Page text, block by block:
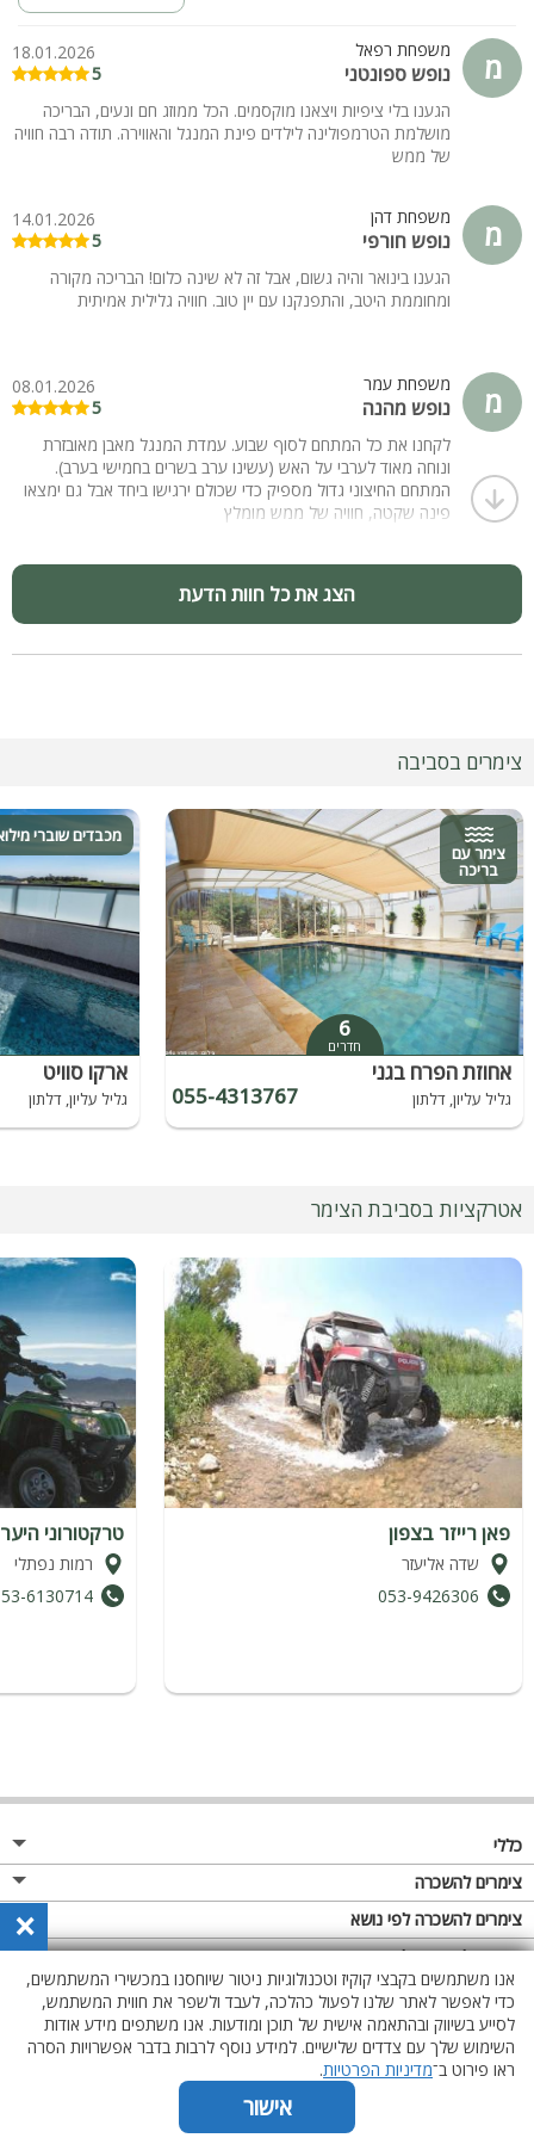
הבאת בע"ח למתחם בתיאום מראש בלבד
האירוח במקום מותאם לציבור הדתי
קיימת במקום גישת נכים
אטרקציות
ג'יפים וטרקטורונים ועוד מגוון אטרקציות נוספות.
מ משפחת רפאל
נופש ספונטני
18.01.2026
5
הגענו בלי ציפיות ויצאנו מוקסמים. הכל ממוזג חם ונעים, הבריכה
מושלמת הטרמפולינה לילדים פינת המנגל והאווירה. תודה רבה חוויה
של ממש
מ משפחת דהן
נופש חורפי
14.01.2026
5
הגענו בינואר והיה גשום, אבל זה לא שינה כלום! הבריכה מקורה
ומחוממת היטב, והתפנקנו עם יין טוב. חוויה גלילית אמיתית
מ משפחת עמר
נופש מהנה
08.01.2026
5
לקחנו את כל המתחם לסוף שבוע. עמדת המנגל מאבן מאובזרת
ונוחה מאוד לערבי על האש (עשינו ערב בשרים בחמישי בערב).
המתחם החיצוני גדול מספיק כדי שכולם ירגישו ביחד אבל גם ימצאו
פינה שקטה, חוויה של ממש מומלץ
הצג את כל חוות הדעת
צימרים בסביבה
צימר עם
בריכה
6
חדרים
אחוזת הפרח בגני
גליל עליון, דלתון 055-4313767
מכבדים שוברי
ארקו סוויט
גליל עליון, דלתון
אטרקציות בסביבת הצימר
פאן רייזר בצפון
שדה אליעזר
053-9426306
טרקטורוני היער
רמות נפתלי
6130714
כללי
מגזין
פרסום באתר
תקנון
מדיניות פרטיות
צימרים להשכרה
צימרים בצפון
צימרים במרכז
צימרים בדרום
צימרים באזור החרמון
צימרים להשכרה לפי נושא
צימרים לזוגות
צימרים למשפחות
צימרים לציבור הדתי
צימרים לימי הולדת
צימרים להשכרה לפי אבזור
צימרים עם בריכת שחייה
צימרים עם בריכה מחוממת מקורה
צימרים עם סאונה
×
אנו משתמשים בקבצי קוקיז וטכנולוגיות ניטור שיוחסנו במכשירי המשתמשים,
כדי לאפשר לאתר שלנו לפעול כהלכה, לעבד ולשפר את חווית המשתמש,
לסייע בשיווק ובהתאמה אישית של תוכן ומודעות. אנו משתפים מידע אודות
השימוש שלך עם צדדים שלישיים. למידע נוסף לרבות בדבר אפשרויות הסרה
ראו פירוט ב־מדיניות הפרטיות.
אישור